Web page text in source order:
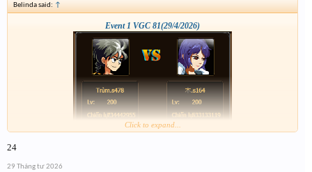
Belinda said: ↑
Event 1 VGC 81(29/4/2026)
Click to expand...
24
29 Tháng tư 2026